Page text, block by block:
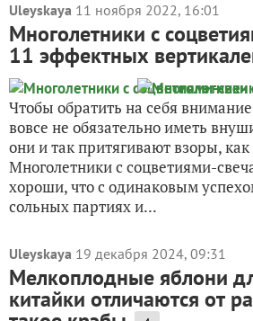
Uleyskaya 11 ноября 2022, 16:01
Многолетники с
11 эффектных
Чтобы обратить на себя
вовсе не обязательно иметь
они и так притягивают взоры,
Многолетники с соцветиями-
хороши, что с одинаковым
сольных партиях и...
Uleyskaya 19 декабря 2024, 09:31
Мелкоплодные яблони
китайки отличаются от